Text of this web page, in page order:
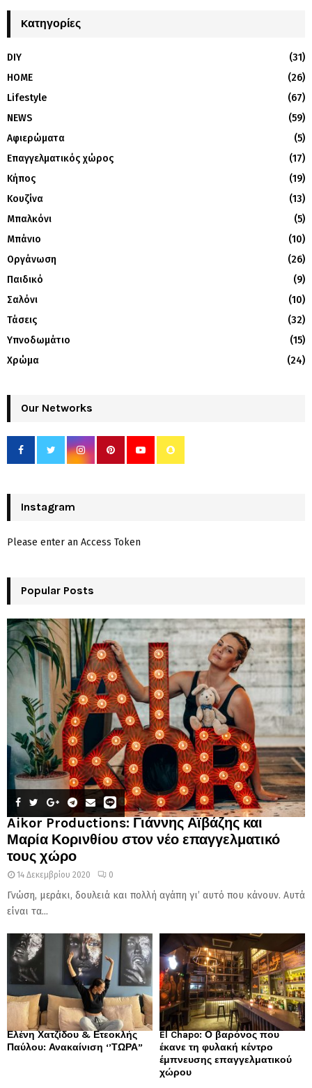
Kατηγορίες
DIY
(31)
HOME
(26)
Lifestyle
(67)
NEWS
(59)
Αφιερώματα
(5)
Επαγγελματικός χώρος
(17)
Κήπος
(19)
Κουζίνα
(13)
Μπαλκόνι
(5)
Μπάνιο
(10)
Οργάνωση
(26)
Παιδικό
(9)
Σαλόνι
(10)
Τάσεις
(32)
Υπνοδωμάτιο
(15)
Χρώμα
(24)
Our Networks
Instagram
Please enter an Access Token
Popular Posts
Aikor Productions: Γιάννης Αϊβάζης και
Μαρία Κορινθίου στον νέο επαγγελματικό
τους χώρο
14 Δεκεμβρίου 2020 0
Γνώση, μεράκι, δουλειά και πολλή αγάπη γι’ αυτό που κάνουν. Αυτά
είναι τα...
Ελένη Χατζίδου & Ετεοκλής
Παύλου: Ανακαίνιση ‘’ΤΩΡΑ”
El Chapo: Ο βαρόνος που
έκανε τη φυλακή κέντρο
έμπνευσης επαγγελματικού
χώρου